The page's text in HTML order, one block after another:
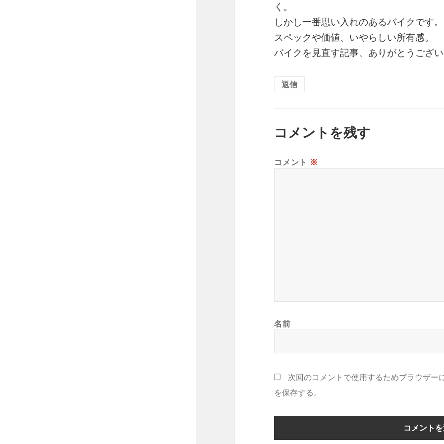
く。
しかし一番思い入れのあるバイクです。
スペックや価値、いやらしい所有感。
バイクを見直す記事、ありがとうござ
返信
コメントを残す
コメント ※
名前
次回のコメントで使用するためブラウザ
を保存する。